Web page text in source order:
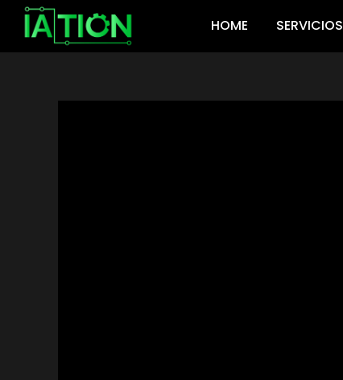
contenido
HOME SERVICIOS